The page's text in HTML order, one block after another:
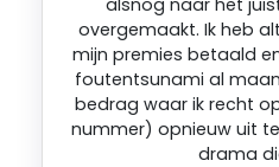
overgemaakt. Ik heb
mijn premies betaald
foutentsunami al
bedrag waar ik recht
nummer) opnieuw uit
drama